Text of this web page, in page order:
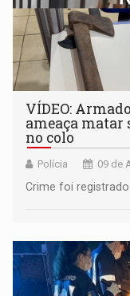
VÍDEO:
ameaça matar
no colo
Polícia 09 de
Crime foi